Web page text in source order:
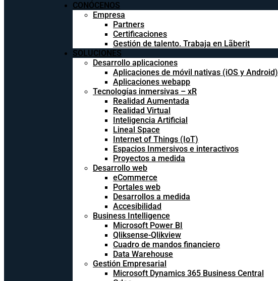
CONÓCENOS
Empresa
Partners
Certificaciones
Gestión de talento. Trabaja en Lãberit
SOLUCIONES
Desarrollo aplicaciones
Aplicaciones de móvil nativas (iOS y Android)
Aplicaciones webapp
Tecnologías inmersivas – xR
Realidad Aumentada
Realidad Virtual
Inteligencia Artificial
Lineal Space
Internet of Things (IoT)
Espacios Inmersivos e interactivos
Proyectos a medida
Desarrollo web
eCommerce
Portales web
Desarrollos a medida
Accesibilidad
Business Intelligence
Microsoft Power BI
Qliksense-Qlikview
Cuadro de mandos financiero
Data Warehouse
Gestión Empresarial
Microsoft Dynamics 365 Business Central